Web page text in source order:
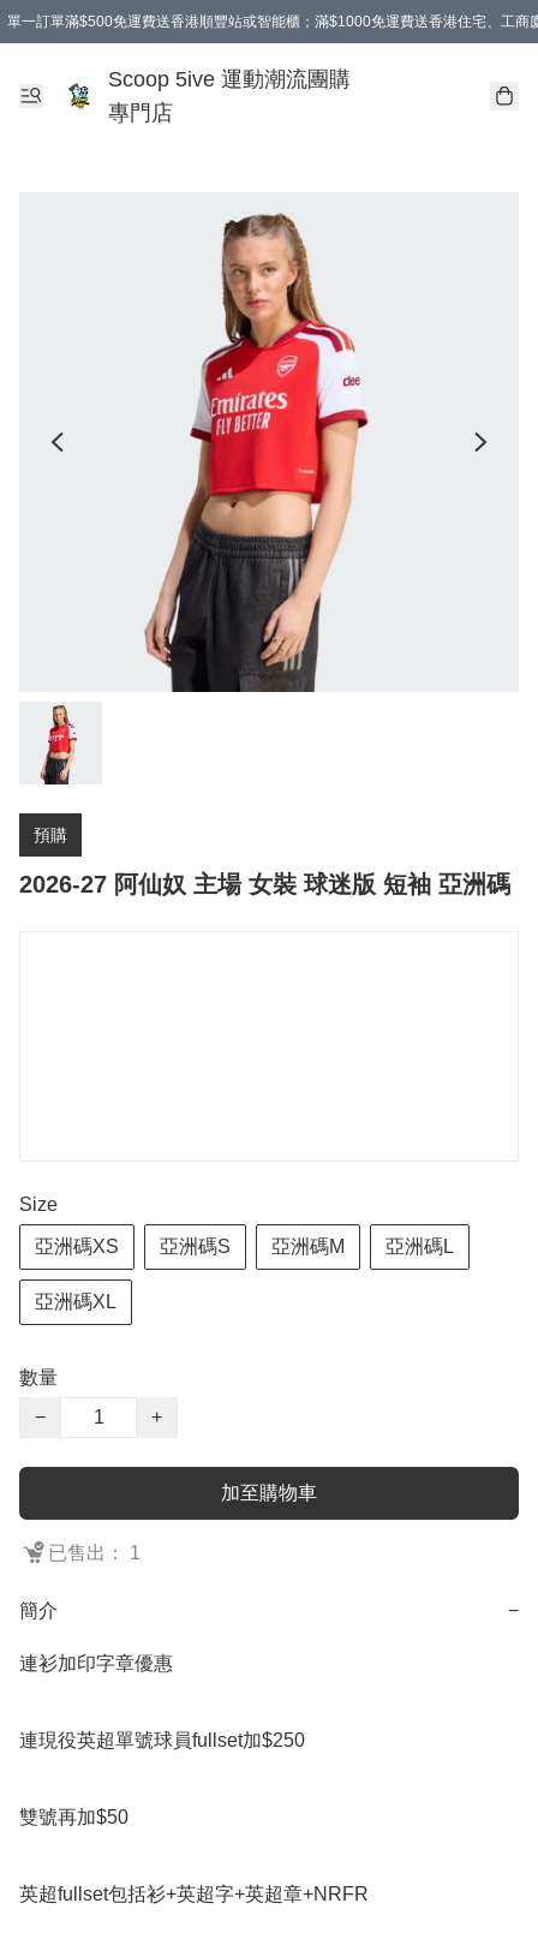
單一訂單滿$500免運費送香港順豐站或智能櫃；滿$1000免運費送香港住宅、工商
Scoop 5ive 運動潮流團購
專門店
預購
2026-27 阿仙奴 主場 女裝 球迷版 短袖 亞洲碼
Size
亞洲碼XS 亞洲碼S 亞洲碼M 亞洲碼L
亞洲碼XL
數量
−
+
加至購物車
已售出： 1
簡介 −
連衫加印字章優惠
連現役英超單號球員fullset加$250
雙號再加$50
英超fullset包括衫+英超字+英超章+NRFR